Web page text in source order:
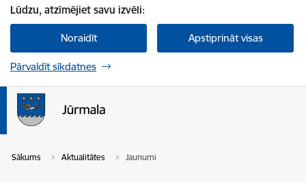
Lūdzu, atzīmējiet savu izvēli:
Noraidīt Apstiprināt visas
Pārvaldīt sīkdatnes
Sākums Aktualitātes Jaunumi